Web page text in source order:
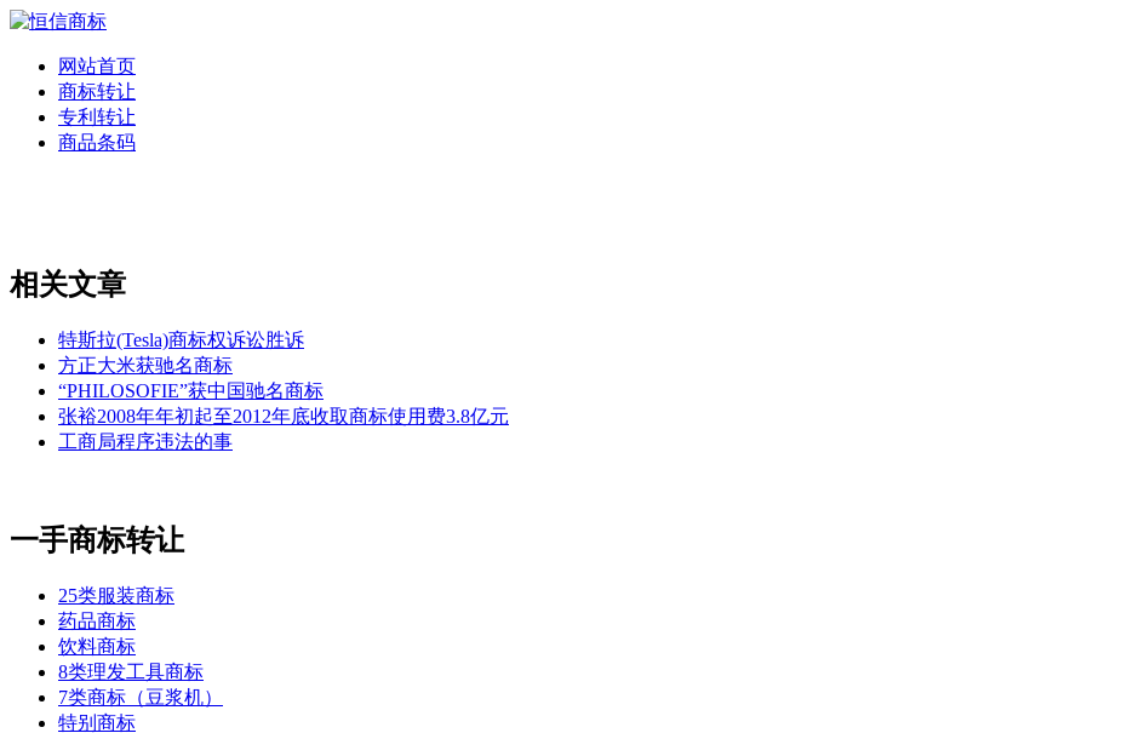
网站首页
商标转让
专利转让
商品条码
相关文章
特斯拉(Tesla)商标权诉讼胜诉
方正大米获驰名商标
“PHILOSOFIE”获中国驰名商标
张裕2008年年初起至2012年底收取商标使用费3.8亿元
工商局程序违法的事
一手商标转让
25类服装商标
药品商标
饮料商标
8类理发工具商标
7类商标（豆浆机）
特别商标